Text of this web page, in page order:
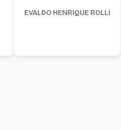
EVALDO HENRIQUE ROLLI